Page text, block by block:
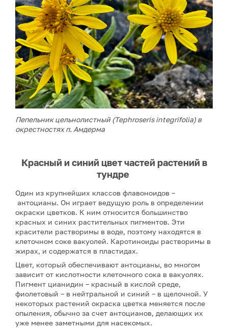
Пепельник цельнолистный (Tephroseris integrifolia) в
окрестностях п. Амдерма
Красный и синий цвет частей растений в
тундре
Один из крупнейших классов флавоноидов –
антоцианы. Он играет ведущую роль в определении
окраски цветков. К ним относится большинство
красных и синих растительных пигментов. Эти
красители растворимы в воде, поэтому находятся в
клеточном соке вакуолей. Каротиноиды растворимы в
жирах, и содержатся в пластидах.
Цвет, который обеспечивают антоцианы, во многом
зависит от кислотности клеточного сока в вакуолях.
Пигмент цианидин – красный в кислой среде,
фиолетовый – в нейтральной и синий – в щелочной. У
некоторых растений окраска цветка меняется после
опыления, обычно за счет антоцианов, делающих их
уже менее заметными для насекомых.